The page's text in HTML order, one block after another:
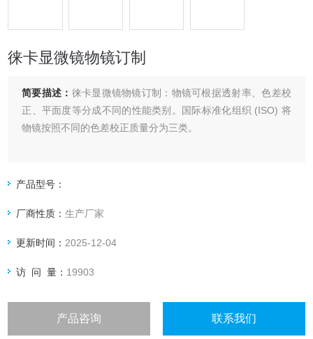
徕卡显微镜物镜订制
简要描述： 徕卡显微镜物镜订制：物镜可根据透射率、色差校
正、平面度等分成不同的性能类别。国际标准化组织 (ISO) 将
物镜按照不同的色差校正质量分为三类。
产品型号：
厂商性质：生产厂家
更新时间： 2025-12-04
访 问 量： 19903
产品咨询 联系我们